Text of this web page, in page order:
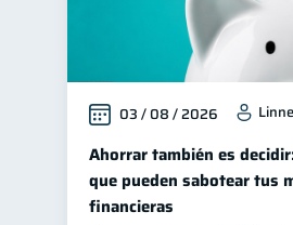
Finanzas para jóvenes
Control de deudas
Finanzas familiares 25
Inclusión financiera 22
Finanzas para mujeres 20
Organización Financiera 10
Entidad financiera
03 / 08 / 2026
Ahorrar también es
que pueden sabotear tus
financieras